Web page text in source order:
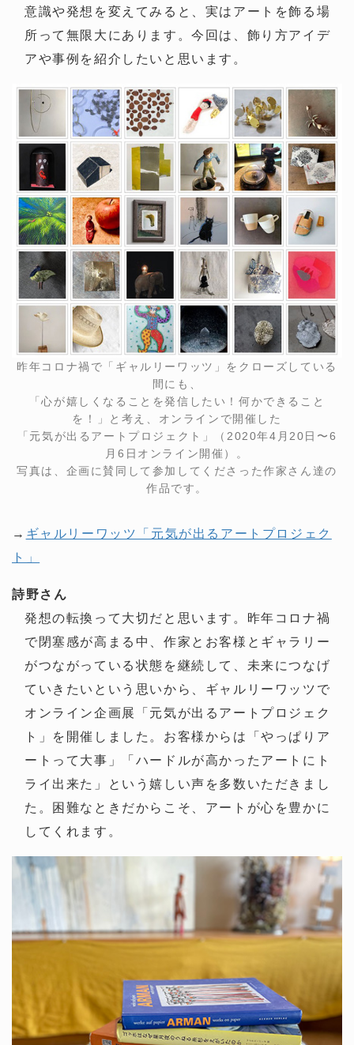
意識や発想を変えてみると、実はアートを飾る場
所って無限大にあります。今回は、飾り方アイデ
アや事例を紹介したいと思います。
昨年コロナ禍で「ギャルリーワッツ」をクローズしている
間にも、
「心が嬉しくなることを発信したい！何かできること
を！」と考え、オンラインで開催した
「元気が出るアートプロジェクト」（2020年4月20日〜6
月6日オンライン開催）。
写真は、企画に賛同して参加してくださった作家さん達の
作品です。
→ ギャルリーワッツ「元気が出るアートプロジェク
ト」
詩野さん
発想の転換って大切だと思います。昨年コロナ禍
で閉塞感が高まる中、作家とお客様とギャラリー
がつながっている状態を継続して、未来につなげ
ていきたいという思いから、ギャルリーワッツで
オンライン企画展「元気が出るアートプロジェク
ト」を開催しました。お客様からは「やっぱりア
ートって大事」「ハードルが高かったアートにト
ライ出来た」という嬉しい声を多数いただきまし
た。困難なときだからこそ、アートが心を豊かに
してくれます。